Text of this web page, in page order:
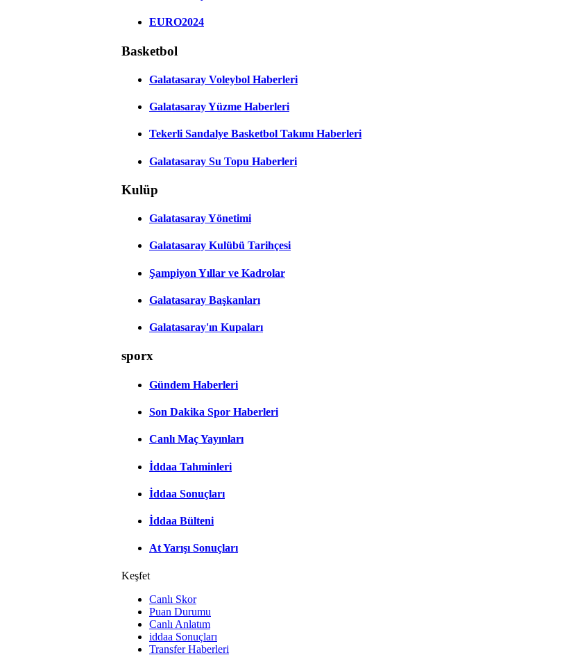
EURO2024
Basketbol
Galatasaray Voleybol Haberleri
Galatasaray Yüzme Haberleri
Tekerli Sandalye Basketbol Takımı Haberleri
Galatasaray Su Topu Haberleri
Kulüp
Galatasaray Yönetimi
Galatasaray Kulübü Tarihçesi
Şampiyon Yıllar ve Kadrolar
Galatasaray Başkanları
Galatasaray'ın Kupaları
sporx
Gündem Haberleri
Son Dakika Spor Haberleri
Canlı Maç Yayınları
İddaa Tahminleri
İddaa Sonuçları
İddaa Bülteni
At Yarışı Sonuçları
Keşfet
Canlı Skor
Puan Durumu
Canlı Anlatım
iddaa Sonuçları
Transfer Haberleri